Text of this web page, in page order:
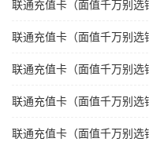
联通充值卡（面值千万别
联通充值卡（面值千万别选
联通充值卡（面值千万别选
联通充值卡（面值千万别选
联通充值卡（面值千万别选